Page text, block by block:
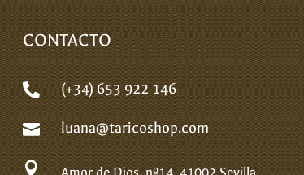
CONTACTO
 (+34) 653 922 146
 luana@taricoshop.com
